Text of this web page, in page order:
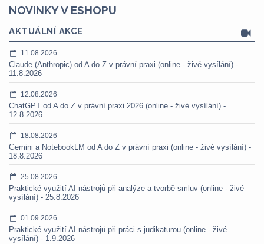
NOVINKY V ESHOPU
AKTUÁLNÍ AKCE
11.08.2026
Claude (Anthropic) od A do Z v právní praxi (online - živé vysílání) -
11.8.2026
12.08.2026
ChatGPT od A do Z v právní praxi 2026 (online - živé vysílání) -
12.8.2026
18.08.2026
Gemini a NotebookLM od A do Z v právní praxi (online - živé vysílání) -
18.8.2026
25.08.2026
Praktické využití AI nástrojů při analýze a tvorbě smluv (online - živé
vysílání) - 25.8.2026
01.09.2026
Praktické využití AI nástrojů při práci s judikaturou (online - živé
vysílání) - 1.9.2026